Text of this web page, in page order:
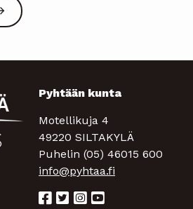
Pyhtään kunta
Motellikuja 4
49220 SILTAKYLÄ
Puhelin (05) 46015 600
info@pyhtaa.fi